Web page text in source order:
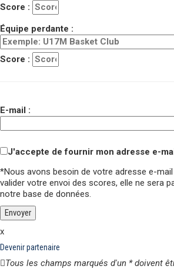
Score :
Équipe perdante :
Score :
E-mail :
J'accepte de fournir mon adresse e-
*Nous avons besoin de votre adresse e-
valider votre envoi des scores, elle ne sera
notre base de données.
x
Devenir partenaire
Tous les champs marqués d'un * doivent